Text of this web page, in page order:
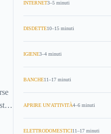
e
INTERNET3–5 minuti
DISDETTE10–15 minuti
IGIENE3–4 minuti
BANCHE11–17 minuti
APRIRE UN'ATTIVITÀ4–6 minuti
ELETTRODOMESTICI11–17 minuti